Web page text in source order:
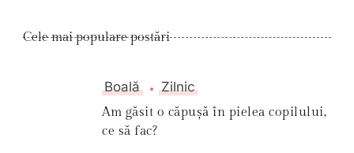
Cele mai populare postări
Boală Zilnic
Am găsit o căpușă în pielea copilului,
ce să fac?